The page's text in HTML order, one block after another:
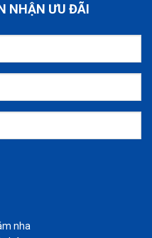
NHẬN ƯU ĐÃI
nha